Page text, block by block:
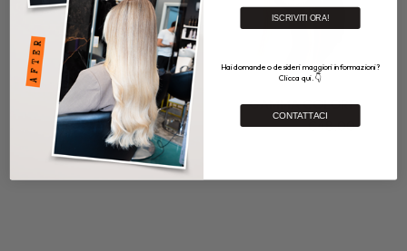
SPAZZOLA
PROFESSIONALE
€20,00 €16,00
GAMMA COLORI
€60,00 €48,00
ISCRIVITI ORA!
Hai domande o desideri maggiori informazioni?
Clicca qui. 👇
CONTATTACI